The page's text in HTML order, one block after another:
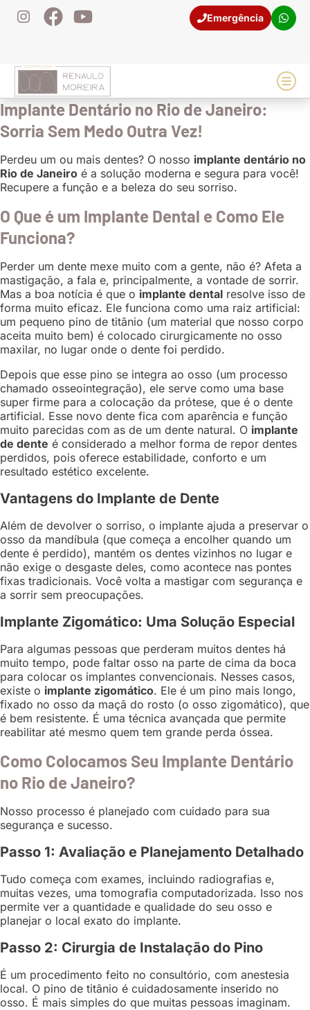
Emergência
Implante Dentário no Rio de Janeiro:
Sorria Sem Medo Outra Vez!
Perdeu um ou mais dentes? O nosso implante dentário no
Rio de Janeiro é a solução moderna e segura para você!
Recupere a função e a beleza do seu sorriso.
O Que é um Implante Dental e Como Ele
Funciona?
Perder um dente mexe muito com a gente, não é? Afeta a
mastigação, a fala e, principalmente, a vontade de sorrir.
Mas a boa notícia é que o implante dental resolve isso de
forma muito eficaz. Ele funciona como uma raiz artificial:
um pequeno pino de titânio (um material que nosso corpo
aceita muito bem) é colocado cirurgicamente no osso
maxilar, no lugar onde o dente foi perdido.
Depois que esse pino se integra ao osso (um processo
chamado osseointegração), ele serve como uma base
super firme para a colocação da prótese, que é o dente
artificial. Esse novo dente fica com aparência e função
muito parecidas com as de um dente natural. O implante
de dente é considerado a melhor forma de repor dentes
perdidos, pois oferece estabilidade, conforto e um
resultado estético excelente.
Vantagens do Implante de Dente
Além de devolver o sorriso, o implante ajuda a preservar o
osso da mandíbula (que começa a encolher quando um
dente é perdido), mantém os dentes vizinhos no lugar e
não exige o desgaste deles, como acontece nas pontes
fixas tradicionais. Você volta a mastigar com segurança e
a sorrir sem preocupações.
Implante Zigomático: Uma Solução Especial
Para algumas pessoas que perderam muitos dentes há
muito tempo, pode faltar osso na parte de cima da boca
para colocar os implantes convencionais. Nesses casos,
existe o implante zigomático. Ele é um pino mais longo,
fixado no osso da maçã do rosto (o osso zigomático), que
é bem resistente. É uma técnica avançada que permite
reabilitar até mesmo quem tem grande perda óssea.
Como Colocamos Seu Implante Dentário
no Rio de Janeiro?
Nosso processo é planejado com cuidado para sua
segurança e sucesso.
Passo 1: Avaliação e Planejamento Detalhado
Tudo começa com exames, incluindo radiografias e,
muitas vezes, uma tomografia computadorizada. Isso nos
permite ver a quantidade e qualidade do seu osso e
planejar o local exato do implante.
Passo 2: Cirurgia de Instalação do Pino
É um procedimento feito no consultório, com anestesia
local. O pino de titânio é cuidadosamente inserido no
osso. É mais simples do que muitas pessoas imaginam.